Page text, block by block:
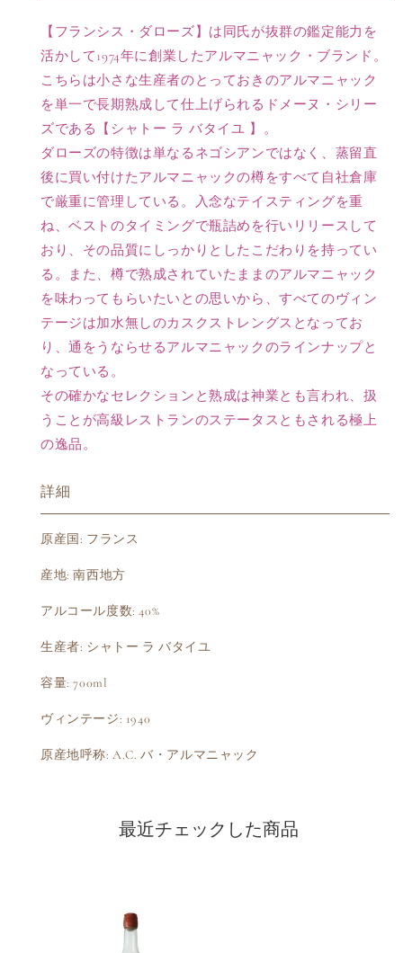
ャ
ッ
ク
の
数
量
を
減
ら
す
ャ
ッ
ク
の
数
量
を
増
や
す
【フランシス・ダローズ】は同氏が抜群の鑑定能力を
活かして1974年に創業したアルマニャック・ブランド。
こちらは小さな生産者のとっておきのアルマニャック
を単一で長期熟成して仕上げられるドメーヌ・シリー
ズである【シャトー ラ バタイユ 】。
ダローズの特徴は単なるネゴシアンではなく、蒸留直
後に買い付けたアルマニャックの樽をすべて自社倉庫
で厳重に管理している。入念なテイスティングを重
ね、ベストのタイミングで瓶詰めを行いリリースして
おり、その品質にしっかりとしたこだわりを持ってい
る。また、樽で熟成されていたままのアルマニャック
を味わってもらいたいとの思いから、すべてのヴィン
テージは加水無しのカスクストレングスとなってお
り、通をうならせるアルマニャックのラインナップと
なっている。
その確かなセレクションと熟成は神業とも言われ、扱
うことが高級レストランのステータスともされる極上
の逸品。
詳細
原産国: フランス
産地: 南西地方
アルコール度数: 40%
生産者: シャトー ラ バタイユ
容量: 700ml
ヴィンテージ: 1940
原産地呼称: A.C. バ・アルマニャック
最近チェックした商品